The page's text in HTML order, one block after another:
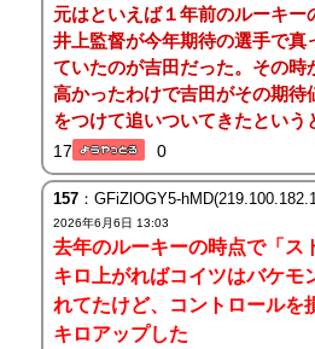
元はといえば１年前のルーキー
井上監督が今年期待の選手で真
ていたのが吉田だった。その時
高かったわけで吉田がその期待
をつけて追いついてきたという
17 0
157：GFiZlOGY5-
2026年6月6日 13:03
去年のルーキーの時点で「ス
キロ上がればコイツはバケモ
れてたけど、コントロールを
キロアップした